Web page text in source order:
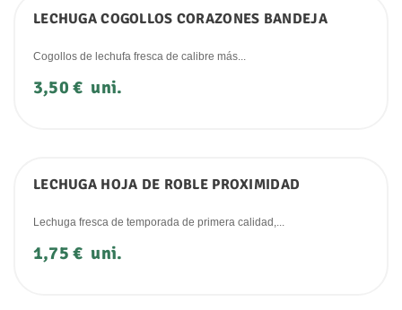
LECHUGA COGOLLOS CORAZONES BANDEJA
Cogollos de lechufa fresca de calibre más...
Precio
3,50 € uni.
LECHUGA HOJA DE ROBLE PROXIMIDAD
Lechuga fresca de temporada de primera calidad,...
Precio
1,75 € uni.